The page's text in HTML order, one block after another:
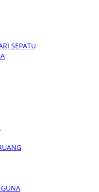
SEPATU
GUNA